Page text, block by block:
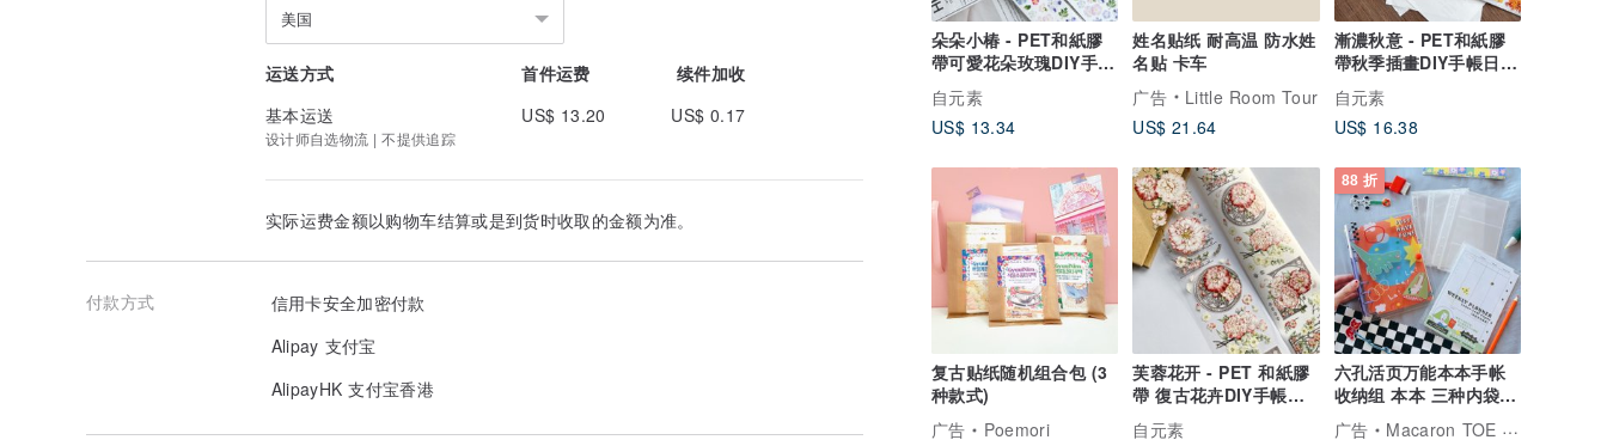
朵朵小椿 - PET和紙膠
帶可愛花朵玫瑰DIY手帳
日誌裝飾素材
自元素
US$ 13.34
姓名贴纸 耐高温 防水姓
名贴 卡车
广告
Little Room Tour
US$ 21.64
漸濃秋意 - PET和紙膠
帶秋季插畫DIY手帳日誌
裝飾素材
自元素
US$ 16.38
复古贴纸随机组合包 (3
种款式)
广告
Poemori
芙蓉花开 - PET 和紙膠
帶 復古花卉DIY手帳日
誌 古典畫風裝飾素材
自元素
88 折
六孔活页万能本本手帐
收纳组 本本 三种内袋
周记事功能页
广告
Macaron TOE 马卡龙脚趾
美国
运送方式 首件运费
续件加收
基本运送
US$ 13.20 US$ 0.17
设计师自选物流 | 不提供追踪
实际运费金额以购物车结算或是到货时收取的金额为准。
付款方式
信用卡安全加密付款
Alipay 支付宝
AlipayHK 支付宝香港